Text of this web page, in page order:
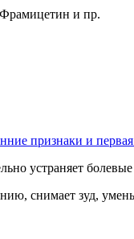
Фрамицетин и пр.
признаки и
устраняет
снимает зуд,